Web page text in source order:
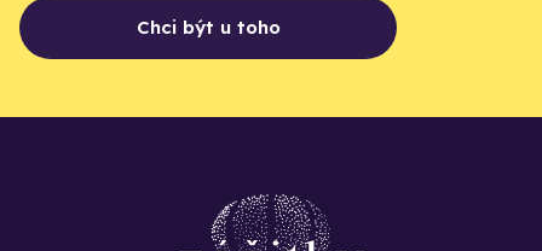
Chci být u toho